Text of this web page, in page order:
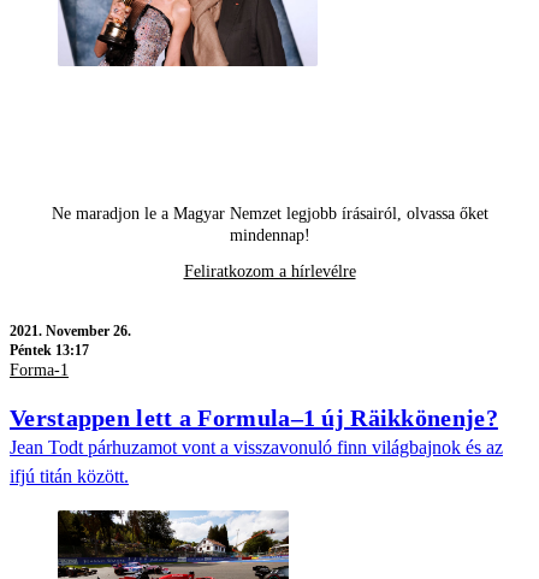
Ne maradjon le a Magyar Nemzet legjobb írásairól, olvassa őket
mindennap!
Feliratkozom a hírlevélre
2021. November 26.
Péntek 13:17
Forma-1
Verstappen lett a Formula–1 új Räikkönenje?
Jean Todt párhuzamot vont a visszavonuló finn világbajnok és az
ifjú titán között.